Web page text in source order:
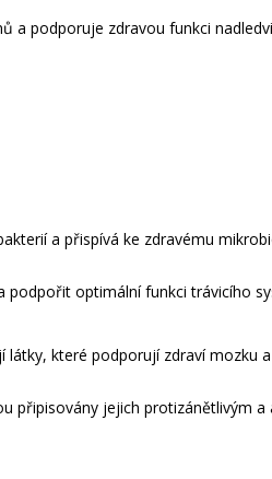
a podporuje zdravou funkci
a přispívá ke zdravému
podpořit optimální funkci trávicího
látky, které podporují zdraví mozku
připisovány jejich protizánětlivým